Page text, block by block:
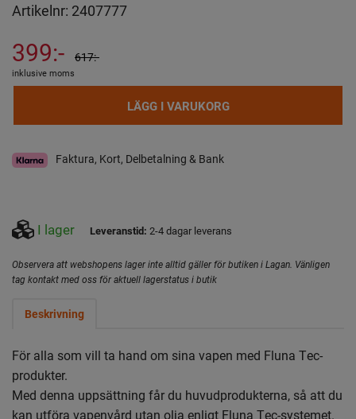
Artikelnr: 2407777
399:- 617:-
inklusive moms
LÄGG I VARUKORG
Faktura, Kort, Delbetalning & Bank
I lager Leveranstid: 2-4 dagar leverans
Observera att webshopens lager inte alltid gäller för butiken i Lagan. Vänligen
tag kontakt med oss för aktuell lagerstatus i butik
Beskrivning
För alla som vill ta hand om sina vapen med Fluna Tec-
produkter.
Med denna uppsättning får du huvudprodukterna, så att du
kan utföra vapenvård utan olja enligt Fluna Tec-systemet.